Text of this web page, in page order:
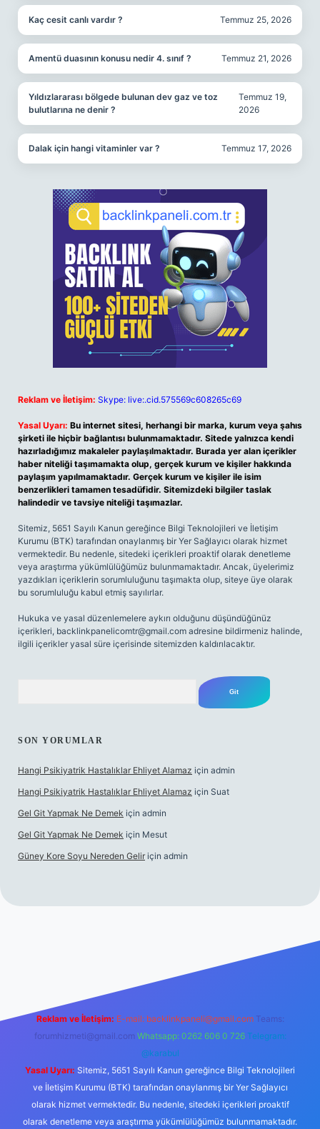
Kaç cesit canlı vardır ? Temmuz 25, 2026
Amentü duasının konusu nedir 4. sınıf ? Temmuz 21, 2026
Yıldızlararası bölgede bulunan dev gaz ve toz
bulutlarına ne denir ?
Temmuz 19,
2026
Dalak için hangi vitaminler var ? Temmuz 17, 2026
Reklam ve İletişim: Skype: live:.cid.575569c608265c69
Yasal Uyarı: Bu internet sitesi, herhangi bir marka, kurum veya şahıs
şirketi ile hiçbir bağlantısı bulunmamaktadır. Sitede yalnızca kendi
hazırladığımız makaleler paylaşılmaktadır. Burada yer alan içerikler
haber niteliği taşımamakta olup, gerçek kurum ve kişiler hakkında
paylaşım yapılmamaktadır. Gerçek kurum ve kişiler ile isim
benzerlikleri tamamen tesadüfidir. Sitemizdeki bilgiler taslak
halindedir ve tavsiye niteliği taşımazlar.
Sitemiz, 5651 Sayılı Kanun gereğince Bilgi Teknolojileri ve İletişim
Kurumu (BTK) tarafından onaylanmış bir Yer Sağlayıcı olarak hizmet
vermektedir. Bu nedenle, sitedeki içerikleri proaktif olarak denetleme
veya araştırma yükümlülüğümüz bulunmamaktadır. Ancak, üyelerimiz
yazdıkları içeriklerin sorumluluğunu taşımakta olup, siteye üye olarak
bu sorumluluğu kabul etmiş sayılırlar.
Hukuka ve yasal düzenlemelere aykırı olduğunu düşündüğünüz
içerikleri, backlinkpanelicomtr@gmail.com adresine bildirmeniz halinde,
ilgili içerikler yasal süre içerisinde sitemizden kaldırılacaktır.
SON YORUMLAR
Hangi Psikiyatrik Hastalıklar Ehliyet Alamaz için admin
Hangi Psikiyatrik Hastalıklar Ehliyet Alamaz için Suat
Gel Git Yapmak Ne Demek için admin
Gel Git Yapmak Ne Demek için Mesut
Güney Kore Soyu Nereden Gelir için admin
Reklam ve İletişim: E-mail: backlinkpaneli@gmail.com Teams:
forumhizmeti@gmail.com Whatsapp: 0262 606 0 726 Telegram:
@karabul
Yasal Uyarı: Sitemiz, 5651 Sayılı Kanun gereğince Bilgi Teknolojileri
ve İletişim Kurumu (BTK) tarafından onaylanmış bir Yer Sağlayıcı
olarak hizmet vermektedir. Bu nedenle, sitedeki içerikleri proaktif
olarak denetleme veya araştırma yükümlülüğümüz bulunmamaktadır.